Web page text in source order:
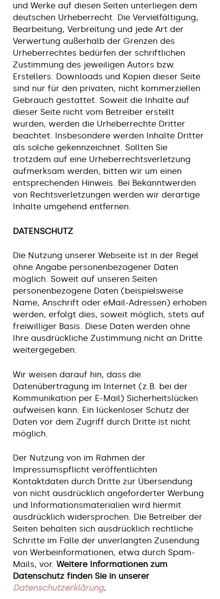
und Werke auf diesen Seiten unterliegen dem
deutschen Urheberrecht. Die Vervielfältigung,
Bearbeitung, Verbreitung und jede Art der
Verwertung außerhalb der Grenzen des
Urheberrechtes bedürfen der schriftlichen
Zustimmung des jeweiligen Autors bzw.
Erstellers. Downloads und Kopien dieser Seite
sind nur für den privaten, nicht kommerziellen
Gebrauch gestattet. Soweit die Inhalte auf
dieser Seite nicht vom Betreiber erstellt
wurden, werden die Urheberrechte Dritter
beachtet. Insbesondere werden Inhalte Dritter
als solche gekennzeichnet. Sollten Sie
trotzdem auf eine Urheberrechtsverletzung
aufmerksam werden, bitten wir um einen
entsprechenden Hinweis. Bei Bekanntwerden
von Rechtsverletzungen werden wir derartige
Inhalte umgehend entfernen.
DATENSCHUTZ
Die Nutzung unserer Webseite ist in der Regel
ohne Angabe personenbezogener Daten
möglich. Soweit auf unseren Seiten
personenbezogene Daten (beispielsweise
Name, Anschrift oder eMail-Adressen) erhoben
werden, erfolgt dies, soweit möglich, stets auf
freiwilliger Basis. Diese Daten werden ohne
Ihre ausdrückliche Zustimmung nicht an Dritte
weitergegeben.
Wir weisen darauf hin, dass die
Datenübertragung im Internet (z.B. bei der
Kommunikation per E-Mail) Sicherheitslücken
aufweisen kann. Ein lückenloser Schutz der
Daten vor dem Zugriff durch Dritte ist nicht
möglich.
Der Nutzung von im Rahmen der
Impressumspflicht veröffentlichten
Kontaktdaten durch Dritte zur Übersendung
von nicht ausdrücklich angeforderter Werbung
und Informationsmaterialien wird hiermit
ausdrücklich widersprochen. Die Betreiber der
Seiten behalten sich ausdrücklich rechtliche
Schritte im Falle der unverlangten Zusendung
von Werbeinformationen, etwa durch Spam-
Mails, vor. Weitere Informationen zum
Datenschutz finden Sie in unserer
Datenschutzerklärung.